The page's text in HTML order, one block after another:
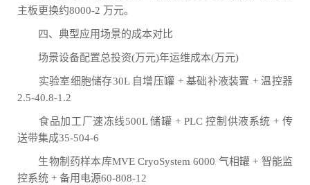
主板更换约8000-2 万元。
四、典型应用场景的成本对比
场景设备配置总投资(万元)年运维成本(万元)
实验室细胞储存30L 自增压罐 + 基础补液装置 + 温控器
2.5-40.8-1.2
食品加工厂速冻线500L 储罐 + PLC 控制供液系统 + 传
送带集成35-504-6
生物制药样本库MVE CryoSystem 6000 气相罐 + 智能监
控系统 + 备用电源60-808-12